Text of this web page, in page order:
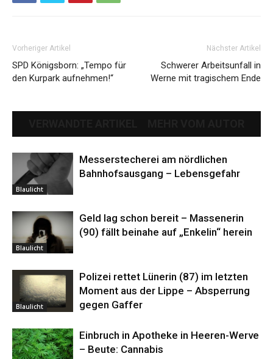
Vorheriger Artikel
SPD Königsborn: „Tempo für
den Kurpark aufnehmen!“
Nächster Artikel
Schwerer Arbeitsunfall in
Werne mit tragischem Ende
Blaulicht
Messerstecherei am nördlichen
Bahnhofsausgang – Lebensgefahr
Blaulicht
Geld lag schon bereit – Massenerin
(90) fällt beinahe auf „Enkelin“ herein
Blaulicht
Polizei rettet Lünerin (87) im letzten
Moment aus der Lippe – Absperrung
gegen Gaffer
Einbruch in Apotheke in Heeren-Werve
– Beute: Cannabis